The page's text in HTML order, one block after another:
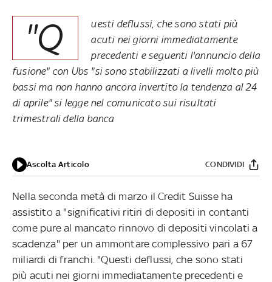
"Q
uesti deflussi, che sono stati più
acuti nei giorni immediatamente
precedenti e seguenti l'annuncio della
fusione" con Ubs "si sono stabilizzati a livelli molto più
bassi ma non hanno ancora invertito la tendenza al 24
di aprile" si legge nel comunicato sui risultati
trimestrali della banca
Ascolta Articolo CONDIVIDI
Nella seconda metà di marzo il Credit Suisse ha
assistito a "significativi ritiri di depositi in contanti
come pure al mancato rinnovo di depositi vincolati a
scadenza" per un ammontare complessivo pari a 67
miliardi di franchi. "Questi deflussi, che sono stati
più acuti nei giorni immediatamente precedenti e